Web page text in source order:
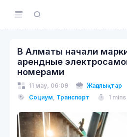
В Алматы начали
арендные
номерами
11 мау, 06:09
Жаңалықтар
Социум, Транспорт 1